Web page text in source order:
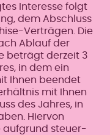
Interesse folgt
dem Abschluss
Verträgen. Die
Ablauf der
beträgt derzeit 3
in dem ein
Ihnen beendet
mit Ihnen
des Jahres, in
Hiervon
aufgrund steuer-